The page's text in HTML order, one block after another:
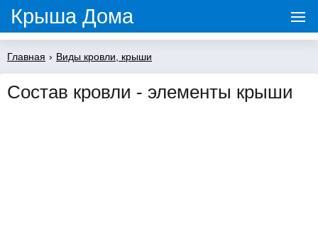
Крыша Дома
Главная › Виды кровли, крыши
Состав кровли - элементы крыши